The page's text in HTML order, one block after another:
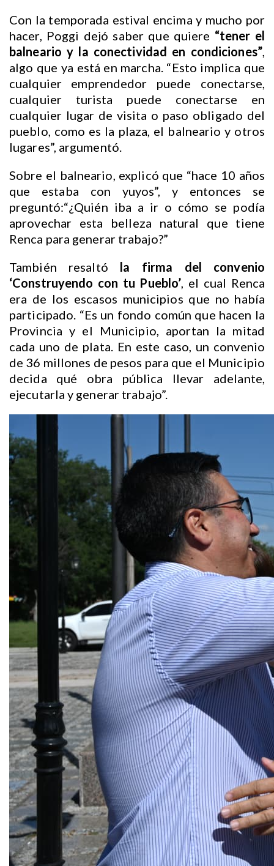
Con la temporada estival encima y mucho por
hacer, Poggi dejó saber que quiere “tener el
balneario y la conectividad en condiciones”,
algo que ya está en marcha. “Esto implica que
cualquier emprendedor puede conectarse,
cualquier turista puede conectarse en
cualquier lugar de visita o paso obligado del
pueblo, como es la plaza, el balneario y otros
lugares”, argumentó.
Sobre el balneario, explicó que “hace 10 años
que estaba con yuyos”, y entonces se
preguntó:“¿Quién iba a ir o cómo se podía
aprovechar esta belleza natural que tiene
Renca para generar trabajo?”
También resaltó la firma del convenio
‘Construyendo con tu Pueblo’, el cual Renca
era de los escasos municipios que no había
participado. “Es un fondo común que hacen la
Provincia y el Municipio, aportan la mitad
cada uno de plata. En este caso, un convenio
de 36 millones de pesos para que el Municipio
decida qué obra pública llevar adelante,
ejecutarla y generar trabajo”.